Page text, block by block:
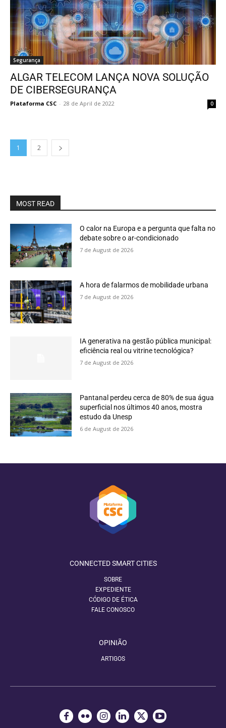
Segurança
ALGAR TELECOM LANÇA NOVA SOLUÇÃO
DE CIBERSEGURANÇA
Plataforma CSC - 28 de April de 2022 0
1 2
MOST READ
O calor na Europa e a pergunta que falta no
debate sobre o ar-condicionado
7 de August de 2026
A hora de falarmos de mobilidade urbana
7 de August de 2026
IA generativa na gestão pública municipal:
eficiência real ou vitrine tecnológica?
7 de August de 2026
Pantanal perdeu cerca de 80% de sua água
superficial nos últimos 40 anos, mostra
estudo da Unesp
6 de August de 2026
CONNECTED SMART CITIES
SOBRE
EXPEDIENTE
CÓDIGO DE ÉTICA
FALE CONOSCO
OPINIÃO
ARTIGOS